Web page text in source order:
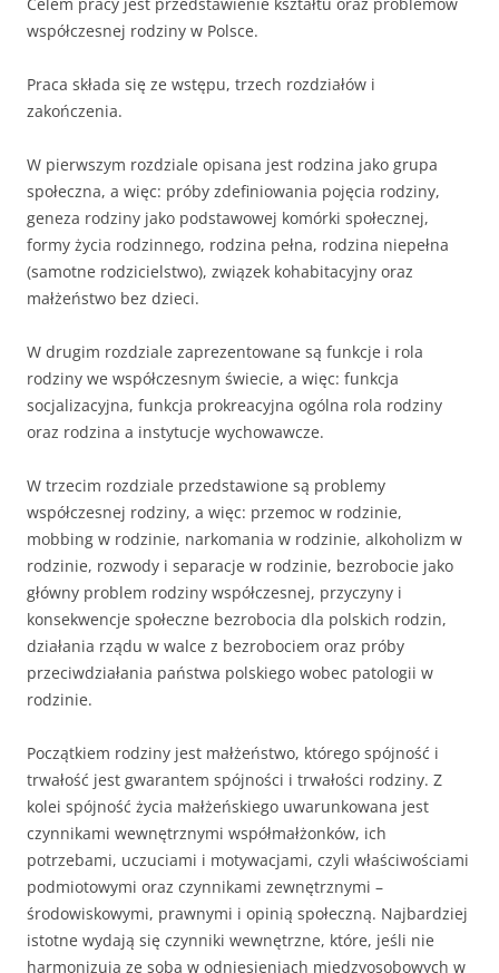
współczesnej rodziny w Polsce.
Praca składa się ze wstępu, trzech rozdziałów i
zakończenia.
W pierwszym rozdziale opisana jest rodzina jako grupa
społeczna, a więc: próby zdefiniowania pojęcia rodziny,
geneza rodziny jako podstawowej komórki społecznej,
formy życia rodzinnego, rodzina pełna, rodzina niepełna
(samotne rodzicielstwo), związek kohabitacyjny oraz
małżeństwo bez dzieci.
W drugim rozdziale zaprezentowane są funkcje i rola
rodziny we współczesnym świecie, a więc: funkcja
socjalizacyjna, funkcja prokreacyjna ogólna rola rodziny
oraz rodzina a instytucje wychowawcze.
W trzecim rozdziale przedstawione są problemy
współczesnej rodziny, a więc: przemoc w rodzinie,
mobbing w rodzinie, narkomania w rodzinie, alkoholizm w
rodzinie, rozwody i separacje w rodzinie, bezrobocie jako
główny problem rodziny współczesnej, przyczyny i
konsekwencje społeczne bezrobocia dla polskich rodzin,
działania rządu w walce z bezrobociem oraz próby
przeciwdziałania państwa polskiego wobec patologii w
rodzinie.
Początkiem rodziny jest małżeństwo, którego spójność i
trwa­łość jest gwarantem spójności i trwałości rodziny. Z
kolei spójność życia małżeńskiego uwarunkowana jest
czynnikami wewnętrzny­mi współmałżonków, ich
potrzebami, uczuciami i motywacjami, czyli właściwościami
podmiotowymi oraz czynnikami zewnętrzny­mi –
środowiskowymi, prawnymi i opinią społeczną. Najbardziej
istotne wydają się czynniki wewnętrzne, które, jeśli nie
harmoni­zują ze sobą w odniesieniach międzyosobowych w